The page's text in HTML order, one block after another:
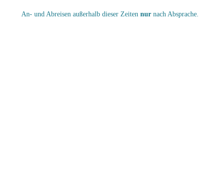
An- und Abreisen außerhalb dieser Zeiten nur nach Absprache.